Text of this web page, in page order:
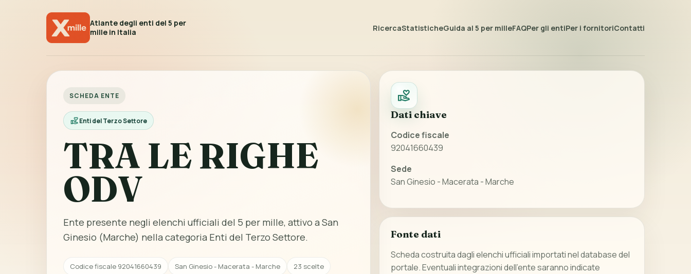
Atlante degli enti del 5 per
mille in Italia
RicercaStatisticheGuida al 5 per milleFAQPer gli entiPer i fornitoriContatti
SCHEDA ENTE
Enti del Terzo Settore
TRA LE RIGHE
ODV
Ente presente negli elenchi ufficiali del 5 per mille, attivo a San
Ginesio (Marche) nella categoria Enti del Terzo Settore.
Codice fiscale 92041660439 San Ginesio - Macerata - Marche 23 scelte
Dati chiave
Codice fiscale
92041660439
Sede
San Ginesio - Macerata - Marche
Fonte dati
Scheda costruita dagli elenchi ufficiali importati nel database del
portale. Eventuali integrazioni dell’ente saranno indicate